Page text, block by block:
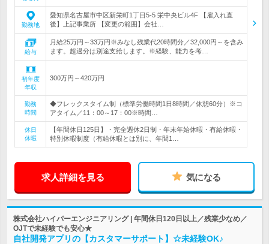
勤務地
愛知県名古屋市中区新栄町1丁目5-5 栄中央ビル4F 【雇入れ直
後】上記事業所 【変更の範囲】会社…
給与
月給25万円～33万円※みなし残業代20時間分／32,000円～を含み
ます。超過分は別途支給します。※経験、能力を考…
初年度
年収
300万円～420万円
勤務
時間
◆フレックスタイム制（標準労働時間1日8時間／休憩60分）※コ
アタイム／11：00～17：00※時間…
休日
休暇
【年間休日125日】・完全週休2日制・年末年始休暇・有給休暇・
特別休暇制度（有給休暇とは別に、年間1…
求人詳細を見る 気になる
株式会社ハイパーエンジニアリング | 年間休日120日以上／残業少なめ／
OJTで未経験でも安心★
自社開発アプリの【カスタマーサポート】☆未経験OK♪